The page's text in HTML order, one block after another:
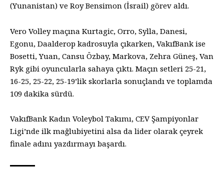
(Yunanistan) ve Roy Bensimon (İsrail) görev aldı.
Vero Volley maçına Kurtagic, Orro, Sylla, Danesi,
Egonu, Daalderop kadrosuyla çıkarken, VakıfBank ise
Bosetti, Yuan, Cansu Özbay, Markova, Zehra Güneş, Van
Ryk gibi oyuncularla sahaya çıktı. Maçın setleri 25-21,
16-25, 25-22, 25-19’lik skorlarla sonuçlandı ve toplamda
109 dakika sürdü.
VakıfBank Kadın Voleybol Takımı, CEV Şampiyonlar
Ligi’nde ilk mağlubiyetini alsa da lider olarak çeyrek
finale adını yazdırmayı başardı.